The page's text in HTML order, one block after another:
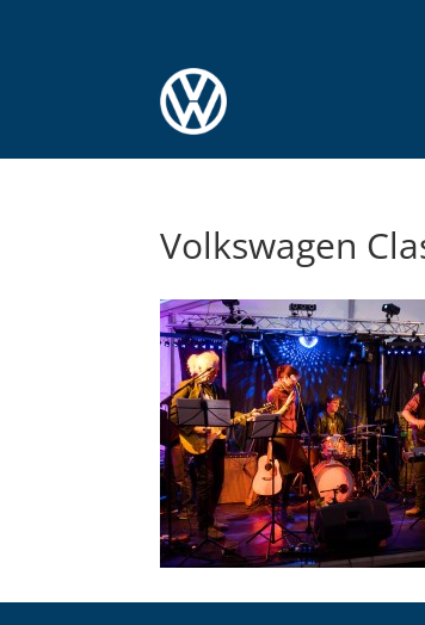
Volkswagen